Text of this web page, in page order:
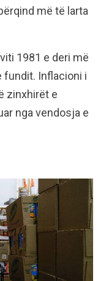
më të larta
1981 e deri më
fundit. Inflacioni i
zinxhirët e
nga vendosja e